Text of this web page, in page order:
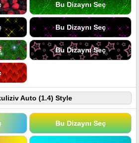
Bu Dizaynı Seç
Bu Dizaynı Seç
Bu Dizaynı Seç
Auto (1.4) Style
Bu Dizaynı Seç